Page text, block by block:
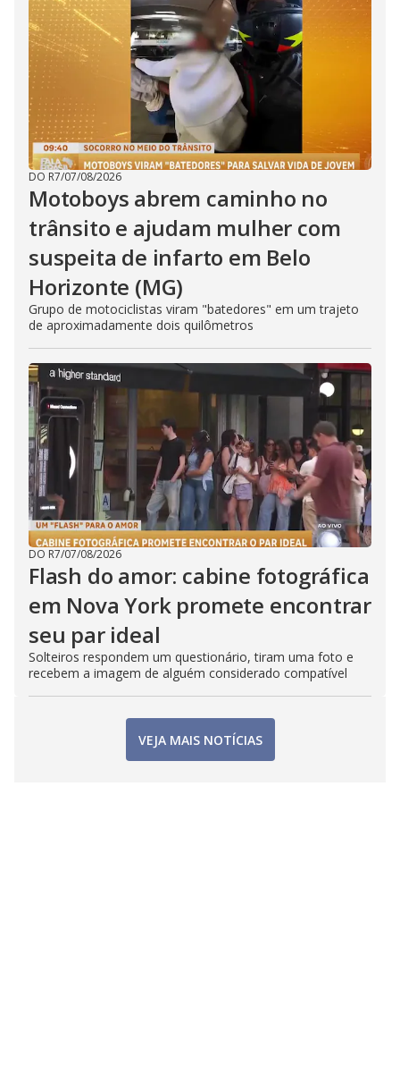
DO R7/07/08/2026
Motoboys abrem caminho no
trânsito e ajudam mulher com
suspeita de infarto em Belo
Horizonte (MG)
Grupo de motociclistas viram "batedores" em um trajeto
de aproximadamente dois quilômetros
DO R7/07/08/2026
Flash do amor: cabine fotográfica
em Nova York promete encontrar
seu par ideal
Solteiros respondem um questionário, tiram uma foto e
recebem a imagem de alguém considerado compatível
VEJA MAIS NOTÍCIAS